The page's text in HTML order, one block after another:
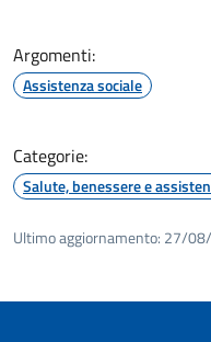
Argomenti:
Assistenza sociale
Categorie:
Salute, benessere e
Ultimo aggiornamento: 27/